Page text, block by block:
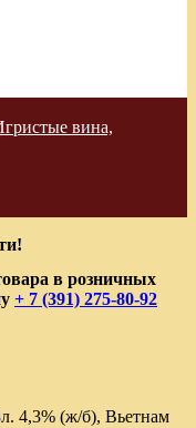
вина,
в розничных
+ 7 (391) 275-80-92
4,3% (ж/б), Вьетнам